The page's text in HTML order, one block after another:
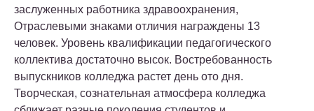
заслуженных работника здравоохранения,
Отраслевыми знаками отличия награждены 13
человек. Уровень квалификации педагогического
коллектива достаточно высок. Востребованность
выпускников колледжа растет день ото дня.
Творческая, сознательная атмосфера колледжа